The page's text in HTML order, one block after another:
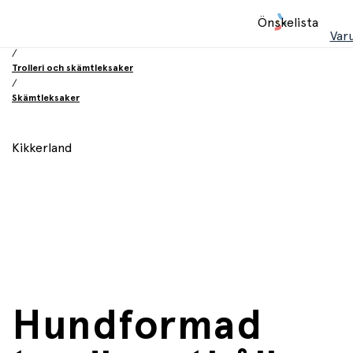
Önskelista
/
Trolleri och skämtleksaker
/
Skämtleksaker
Kikkerland
Hundformad